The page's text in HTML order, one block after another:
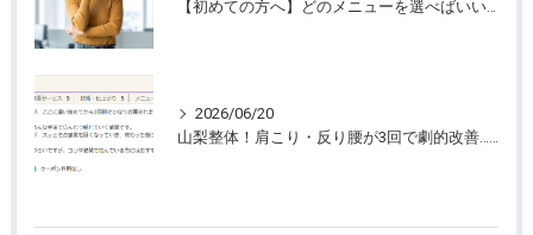
【初めての方へ】どのメニューを選べばいいのか迷っていませんか？
2026/06/20